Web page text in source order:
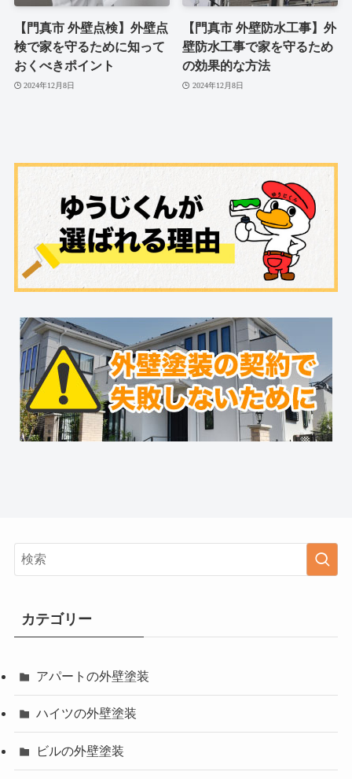
【門真市 外壁点検】外壁点
検で家を守るために知って
おくべきポイント
2024年12月8日
【門真市 外壁防水工事】外
壁防水工事で家を守るため
の効果的な方法
2024年12月8日
カテゴリー
アパートの外壁塗装
ハイツの外壁塗装
ビルの外壁塗装